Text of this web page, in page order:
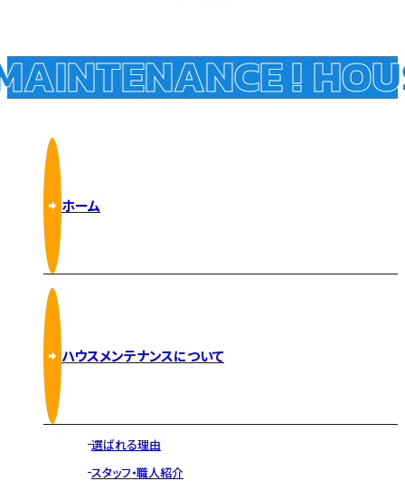
!
ホーム
ハウスメンテナンスについて
選ばれる理由
スタッフ・職人紹介